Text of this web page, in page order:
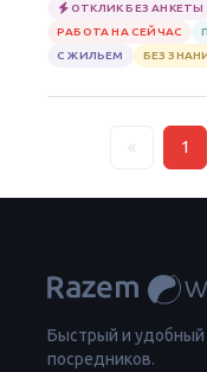
ОТКЛИК БЕЗ АНКЕТЫ
РАБОТА НА СЕЙЧАС
С ЖИЛЬЕМ
БЕЗ
« 1
Быстрый и удобный
посредников.